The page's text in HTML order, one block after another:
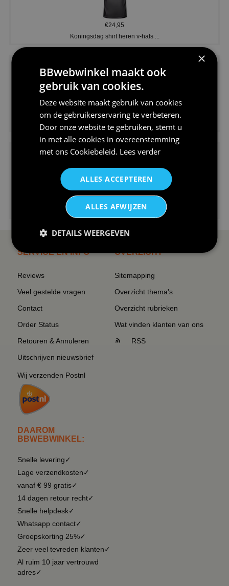
€24,95
Koningsdag shirt heren v-hals ...
€24,95
V-hals shirt rood wit blauw st...
I love korfbal t-shirt sport s...
SERVICE EN INFO
Reviews
Veel gestelde vragen
Contact
Order Status
Retouren & Annuleren
Uitschrijven nieuwsbrief
Wij verzenden Postnl
DAAROM
BBWEBWINKEL:
Snelle levering✓
Lage verzendkosten✓
vanaf € 99 gratis✓
14 dagen retour recht✓
Snelle helpdesk✓
Whatsapp contact✓
Groepskorting 25%✓
Zeer veel tevreden klanten✓
Al ruim 10 jaar vertrouwd
adres✓
OVERZICHT
Sitemapping
Overzicht thema's
Overzicht rubrieken
Wat vinden klanten van ons
RSS
×
BBwebwinkel maakt ook
gebruik van cookies.
Deze website maakt gebruik van cookies
om de gebruikerservaring te verbeteren.
Door onze website te gebruiken, stemt u
in met alle cookies in overeenstemming
met ons Cookiebeleid. Lees verder
ALLES ACCEPTEREN
ALLES AFWIJZEN
DETAILS WEERGEVEN